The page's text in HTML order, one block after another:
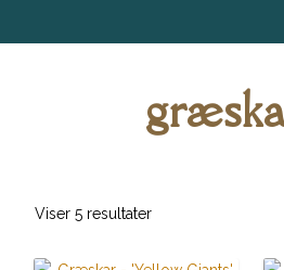
Viser 5 resultater